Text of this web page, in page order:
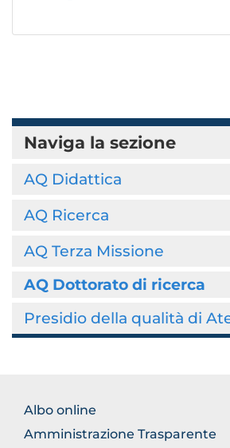
Naviga la sezione
AQ Didattica
AQ Ricerca
AQ Terza Missione
AQ Dottorato di ricerca
Presidio della qualità di
FOOTER
NORMATIVA
Albo online
Amministrazione Trasparente